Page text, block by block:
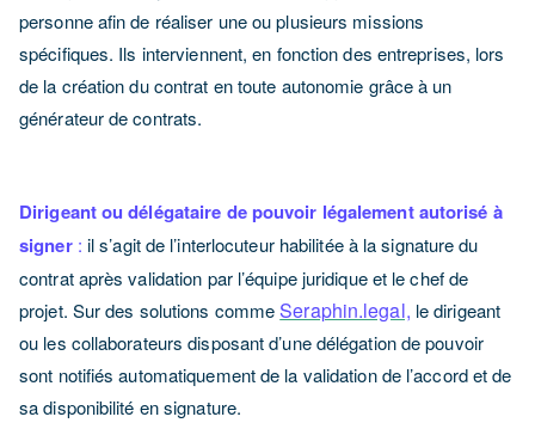
personne afin de réaliser une ou plusieurs missions
spécifiques. Ils interviennent, en fonction des entreprises, lors
de la création du contrat en toute autonomie grâce à un
générateur de contrats.
Dirigeant ou délégataire de pouvoir légalement autorisé à
signer: il s’agit de l’interlocuteur habilitée à la signature du
contrat après validation par l’équipe juridique et le chef de
projet. Sur des solutions commeSeraphin.legal, le dirigeant
ou les collaborateurs disposant d’une délégation de pouvoir
sont notifiés automatiquement de la validation de l’accord et de
sa disponibilité en signature.